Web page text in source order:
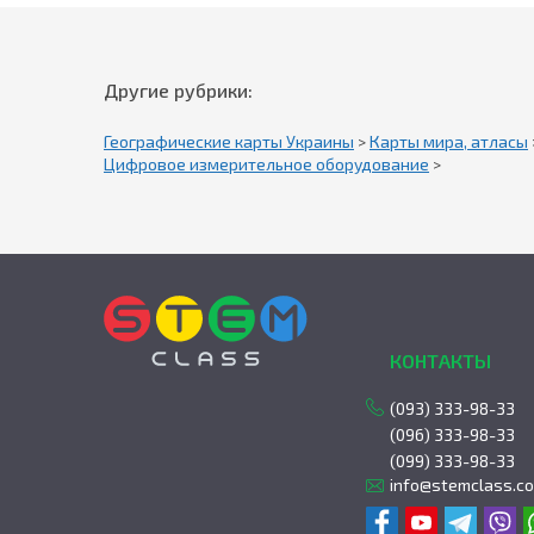
Другие рубрики:
Географические карты Украины >Карты мира, атласы
Цифровое измерительное оборудование >
КОНТАКТЫ
(093) 333-98-33
(096) 333-98-33
(099) 333-98-33